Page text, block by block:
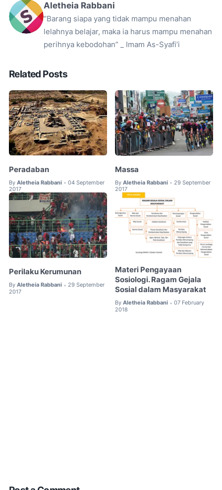
Aletheia Rabbani
“Barang siapa yang tidak mampu menahan
lelahnya belajar, maka ia harus mampu menahan
perihnya kebodohan” _ Imam As-Syafi’i
Related Posts
Peradaban
By Aletheia Rabbani • 04 September
2017
Massa
By Aletheia Rabbani • 29 September
2017
Perilaku Kerumunan
By Aletheia Rabbani • 29 September
2017
Materi Pengayaan
Sosiologi. Ragam Gejala
Sosial dalam Masyarakat
By Aletheia Rabbani • 07 February
2018